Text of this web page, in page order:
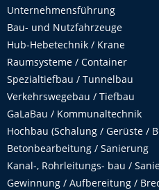
Unternehmensführung
Bau- und Nutzfahrzeuge
Hub-Hebetechnik / Krane
Raumsysteme / Container
Spezialtiefbau / Tunnelbau
Verkehrswegebau / Tiefbau
GaLaBau / Kommunaltechnik
Hochbau (Schalung / Gerüste /
Betonbearbeitung / Sanierung
Kanal-, Rohrleitungs- bau /
Gewinnung / Aufbereitung /